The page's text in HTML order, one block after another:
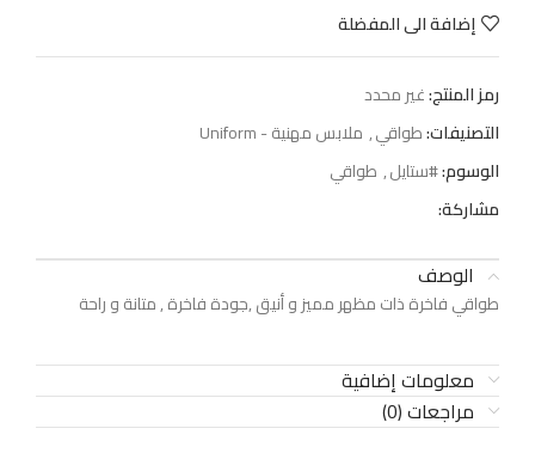
إضافة الى المفضلة
رمز المنتج:غير محدد
التصنيفات:طواقي, ملابس مهنية - Uniform
الوسوم:#ستايل, طواقي
مشاركة:
الوصف
طواقي فاخرة ذات مظهر مميز و أنيق ,جودة فاخرة , متانة و راحة
معلومات إضافية
مراجعات (0)